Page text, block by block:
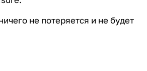
не потеряется и не будет